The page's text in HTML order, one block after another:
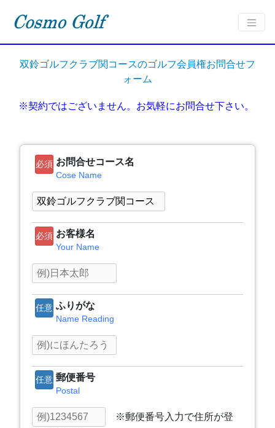
双鈴ゴルフクラブ関コースのゴルフ会員権お問合せフ
ォーム
※契約ではございません。お気軽にお問合せ下さい。
必須 お問合せコース名
Cose Name
必須 お客様名
Your Name
任意 ふりがな
Name Reading
任意 郵便番号
Postal
※郵便番号入力で住所が登